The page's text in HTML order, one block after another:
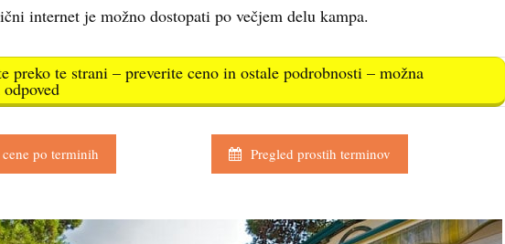
internet je možno dostopati po večjem delu kampa.
preko te strani – preverite ceno in ostale podrobnosti – možna
po terminih Pregled prostih terminov